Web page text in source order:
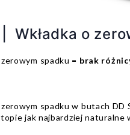
| Wkładka o
spadku = brak
zerowym spadku w butach
jak najbardziej naturalne